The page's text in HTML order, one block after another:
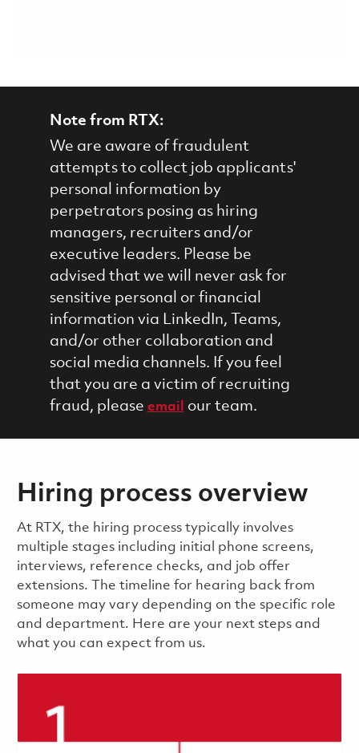
Note from RTX:
We are aware of fraudulent
attempts to collect job applicants'
personal information by
perpetrators posing as hiring
managers, recruiters and/or
executive leaders. Please be
advised that we will never ask for
sensitive personal or financial
information via LinkedIn, Teams,
and/or other collaboration and
social media channels. If you feel
that you are a victim of recruiting
fraud, please email our team.
Hiring process overview
​​​​At RTX, the hiring process typically involves
multiple stages including initial phone screens,
interviews, reference checks, and job offer
extensions. The timeline for hearing back from
someone may vary depending on the specific role
and department. Here are your next steps and
what you can expect from us.